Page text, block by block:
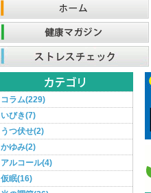
コラム(229)
いびき(7)
うつ伏せ(2)
かゆみ(2)
アルコール(4)
仮眠(16)